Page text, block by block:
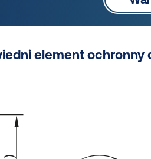
element ochronny